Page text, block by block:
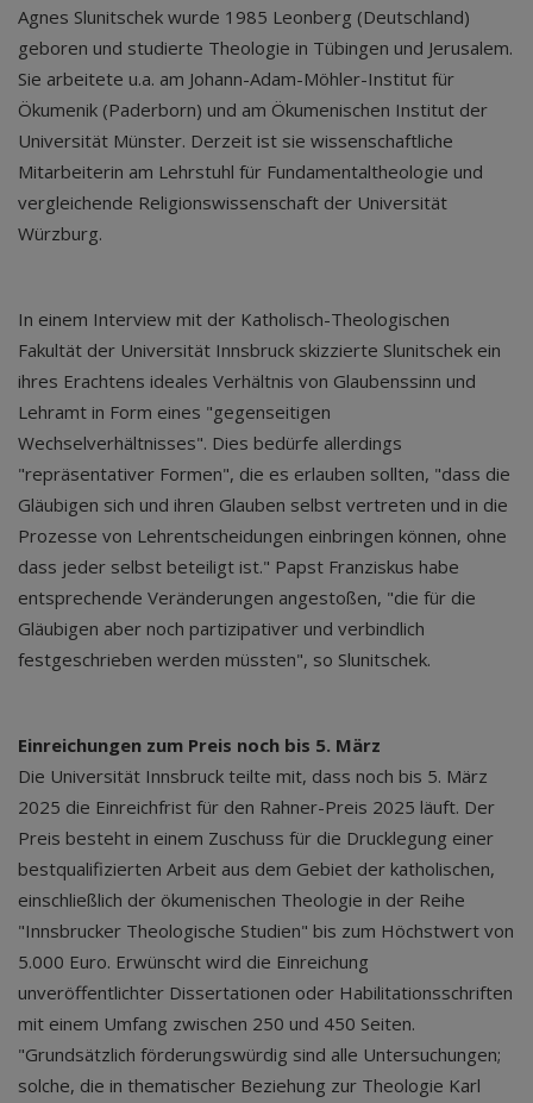
Agnes Slunitschek wurde 1985 Leonberg (Deutschland)
geboren und studierte Theologie in Tübingen und Jerusalem.
Sie arbeitete u.a. am Johann-Adam-Möhler-Institut für
Ökumenik (Paderborn) und am Ökumenischen Institut der
Universität Münster. Derzeit ist sie wissenschaftliche
Mitarbeiterin am Lehrstuhl für Fundamentaltheologie und
vergleichende Religionswissenschaft der Universität
Würzburg.
In einem Interview mit der Katholisch-Theologischen
Fakultät der Universität Innsbruck skizzierte Slunitschek ein
ihres Erachtens ideales Verhältnis von Glaubenssinn und
Lehramt in Form eines "gegenseitigen
Wechselverhältnisses". Dies bedürfe allerdings
"repräsentativer Formen", die es erlauben sollten, "dass die
Gläubigen sich und ihren Glauben selbst vertreten und in die
Prozesse von Lehrentscheidungen einbringen können, ohne
dass jeder selbst beteiligt ist." Papst Franziskus habe
entsprechende Veränderungen angestoßen, "die für die
Gläubigen aber noch partizipativer und verbindlich
festgeschrieben werden müssten", so Slunitschek.
Einreichungen zum Preis noch bis 5. März
Die Universität Innsbruck teilte mit, dass noch bis 5. März
2025 die Einreichfrist für den Rahner-Preis 2025 läuft. Der
Preis besteht in einem Zuschuss für die Drucklegung einer
bestqualifizierten Arbeit aus dem Gebiet der katholischen,
einschließlich der ökumenischen Theologie in der Reihe
"Innsbrucker Theologische Studien" bis zum Höchstwert von
5.000 Euro. Erwünscht wird die Einreichung
unveröffentlichter Dissertationen oder Habilitationsschriften
mit einem Umfang zwischen 250 und 450 Seiten.
"Grundsätzlich förderungswürdig sind alle Untersuchungen;
solche, die in thematischer Beziehung zur Theologie Karl